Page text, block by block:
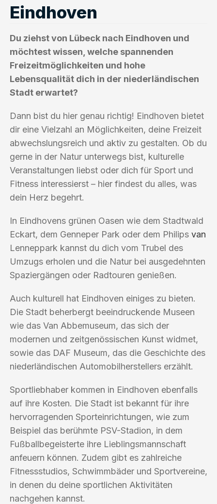
Eindhoven
Du ziehst von Lübeck nach Eindhoven und
möchtest wissen, welche spannenden
Freizeitmöglichkeiten und hohe
Lebensqualität dich in der niederländischen
Stadt erwartet?
Dann bist du hier genau richtig! Eindhoven bietet
dir eine Vielzahl an Möglichkeiten, deine Freizeit
abwechslungsreich und aktiv zu gestalten. Ob du
gerne in der Natur unterwegs bist, kulturelle
Veranstaltungen liebst oder dich für Sport und
Fitness interessierst – hier findest du alles, was
dein Herz begehrt.
In Eindhovens grünen Oasen wie dem Stadtwald
Eckart, dem Genneper Park oder dem Philips van
Lenneppark kannst du dich vom Trubel des
Umzugs erholen und die Natur bei ausgedehnten
Spaziergängen oder Radtouren genießen.
Auch kulturell hat Eindhoven einiges zu bieten.
Die Stadt beherbergt beeindruckende Museen
wie das Van Abbemuseum, das sich der
modernen und zeitgenössischen Kunst widmet,
sowie das DAF Museum, das die Geschichte des
niederländischen Automobilherstellers erzählt.
Sportliebhaber kommen in Eindhoven ebenfalls
auf ihre Kosten. Die Stadt ist bekannt für ihre
hervorragenden Sporteinrichtungen, wie zum
Beispiel das berühmte PSV-Stadion, in dem
Fußballbegeisterte ihre Lieblingsmannschaft
anfeuern können. Zudem gibt es zahlreiche
Fitnessstudios, Schwimmbäder und Sportvereine,
in denen du deine sportlichen Aktivitäten
nachgehen kannst.